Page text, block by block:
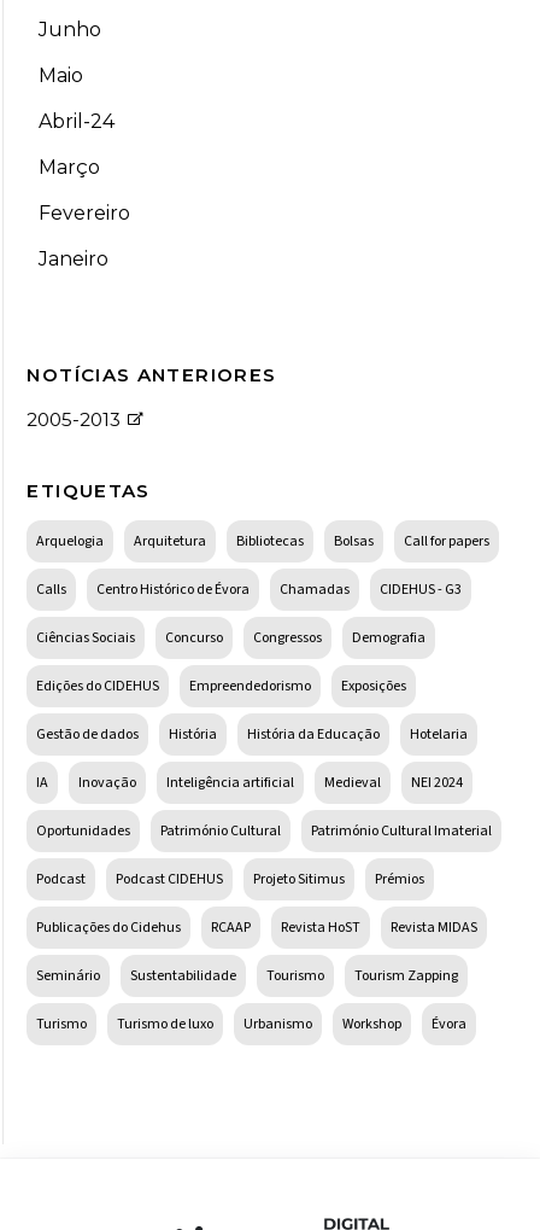
Junho
Maio
Abril-24
Março
Fevereiro
Janeiro
NOTÍCIAS ANTERIORES
2005-2013
ETIQUETAS
Arquelogia Arquitetura Bibliotecas Bolsas Call for papers
Calls Centro Histórico de Évora Chamadas CIDEHUS - G3
Ciências Sociais Concurso Congressos Demografia
Edições do CIDEHUS Empreendedorismo Exposições
Gestão de dados História História da Educação Hotelaria
IA Inovação Inteligência artificial Medieval NEI 2024
Oportunidades Património Cultural Património Cultural Imaterial
Podcast Podcast CIDEHUS Projeto Sitimus Prémios
Publicações do Cidehus RCAAP Revista HoST Revista MIDAS
Seminário Sustentabilidade Tourismo Tourism Zapping
Turismo Turismo de luxo Urbanismo Workshop Évora